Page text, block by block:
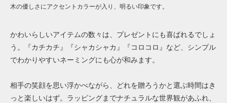
木の優しさにアクセントカラーが入り、明るい印象です。
かわいらしいアイテムの数々は、プレゼントにも喜ばれるでしょ
う。『カチカチ』『シャカシャカ』『コロコロ』など、シンプル
でわかりやすいネーミングにも心が和みます。
相手の笑顔を思い浮かべながら、どれを贈ろうかと選ぶ時間はき
っと楽しいはず。ラッピングまでナチュラルな世界観があふれ、